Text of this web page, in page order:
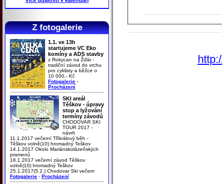
Z fotogalerie
1.1. ve 13h
startujeme VC Eko
komíny a ADS stavby
z Rokycan na Žďár -
tradiční závod do vrchu
pro cyklisty a běžce o
10 000,- Kč
Fotogalerie -
Procházení
SKI areál
Těškov - úpravy
stop a lyžování
termíny závodů
CHODOVAR SKI
TOUR 2017 -
návrh
11.1.2017 večerní Tříkrálový běh -
Těškov volně(10) hromadný Teškov
14.1.2017 Okolo Mariánskolázeňských
pramenů
18.1.2017 večerní závod Těškov
volně(10) hromadný Teškov
25.1.2017(5.2.) Chodovar Ski večern
Fotogalerie - Procházení